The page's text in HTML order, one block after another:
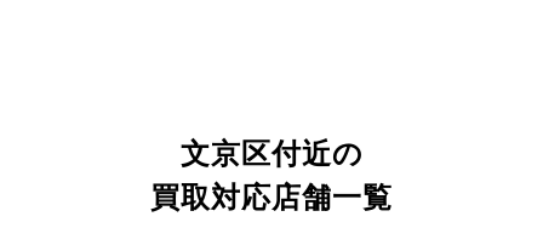
文京区付近の
買取対応店舗一覧